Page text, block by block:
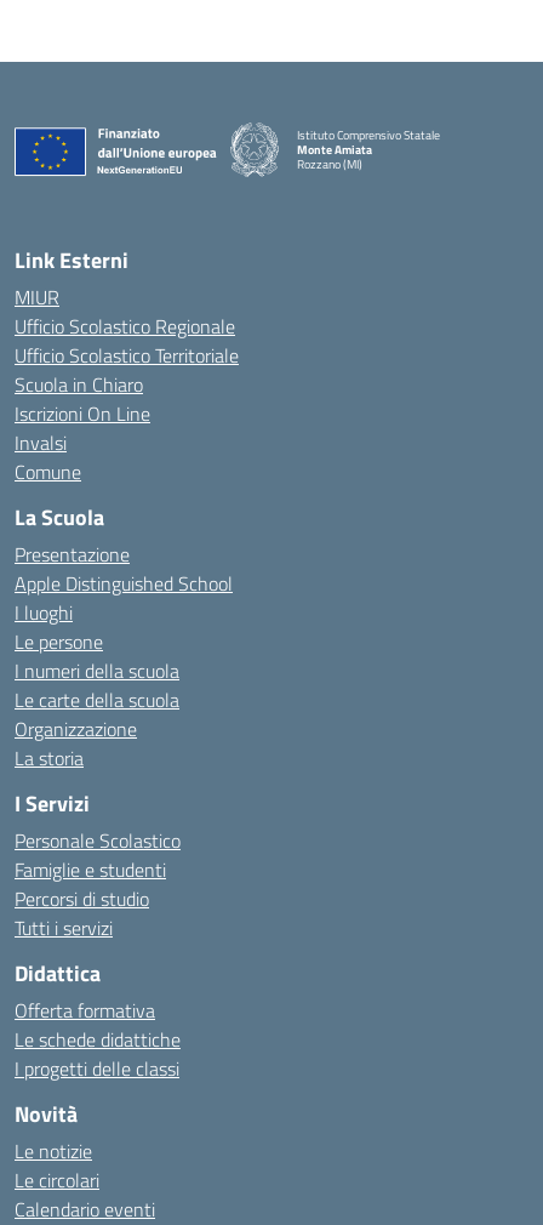
Istituto Comprensivo Statale
Monte Amiata
Rozzano (MI)
Link Esterni
MIUR
Ufficio Scolastico Regionale
Ufficio Scolastico Territoriale
Scuola in Chiaro
Iscrizioni On Line
Invalsi
Comune
La Scuola
Presentazione
Apple Distinguished School
I luoghi
Le persone
I numeri della scuola
Le carte della scuola
Organizzazione
La storia
I Servizi
Personale Scolastico
Famiglie e studenti
Percorsi di studio
Tutti i servizi
Didattica
Offerta formativa
Le schede didattiche
I progetti delle classi
Novità
Le notizie
Le circolari
Calendario eventi